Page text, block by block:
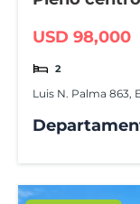
USD 98,000
2
Luis N. Palma 863,